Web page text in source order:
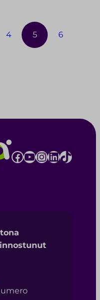
4 5 6
Facebook YouTube InstagramLinkedIn TikTok